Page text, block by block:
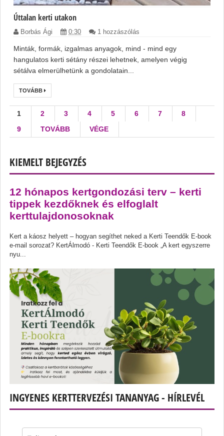
Úttalan kerti utakon
Borbás Ági 0:30 1 hozzászólás
Minták, formák, izgalmas anyagok, mind - mind egy
hangulatos kerti sétány részei lehetnek, amelyen végig
sétálva elmerülhetünk a gondolatain...
TOVÁBB
1 2 3 4 5 6 7
8
9
TOVÁBB VÉGE
KIEMELT BEJEGYZÉS
12 hónapos kertgondozási terv – kerti
tippek kezdőknek és elfoglalt
kerttulajdonosoknak
Kert a káosz helyett – hogyan segíthet neked a Kerti Teendők E-book
e-mail sorozat? KertÁlmodó - Kerti Teendők E-book „A kert egyszerre
nyu...
INGYENES KERTTERVEZÉSI TANANYAG - HÍRLEVÉL